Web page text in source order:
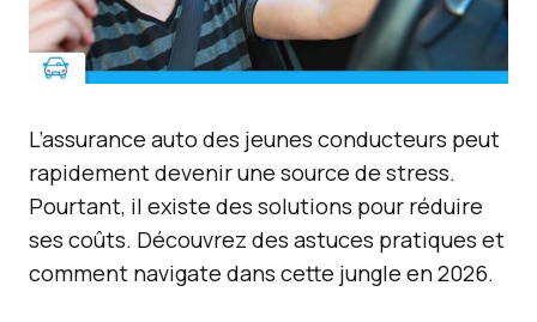
L’assurance auto des jeunes conducteurs peut
rapidement devenir une source de stress.
Pourtant, il existe des solutions pour réduire
ses coûts. Découvrez des astuces pratiques et
comment navigate dans cette jungle en 2026.